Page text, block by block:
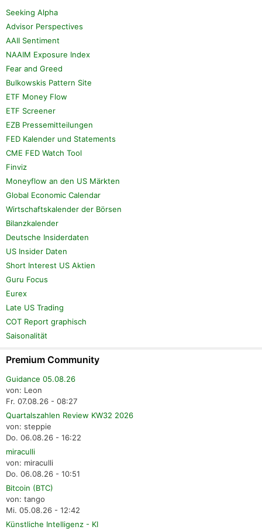
Seeking Alpha
Advisor Perspectives
AAII Sentiment
NAAIM Exposure Index
Fear and Greed
Bulkowskis Pattern Site
ETF Money Flow
ETF Screener
EZB Pressemitteilungen
FED Kalender und Statements
CME FED Watch Tool
Finviz
Moneyflow an den US Märkten
Global Economic Calendar
Wirtschaftskalender der Börsen
Bilanzkalender
Deutsche Insiderdaten
US Insider Daten
Short Interest US Aktien
Guru Focus
Eurex
Late US Trading
COT Report graphisch
Saisonalität
Premium Community
Guidance 05.08.26
von: Leon
Fr. 07.08.26 - 08:27
Quartalszahlen Review KW32 2026
von: steppie
Do. 06.08.26 - 16:22
miraculli
von: miraculli
Do. 06.08.26 - 10:51
Bitcoin (BTC)
von: tango
Mi. 05.08.26 - 12:42
Künstliche Intelligenz - KI